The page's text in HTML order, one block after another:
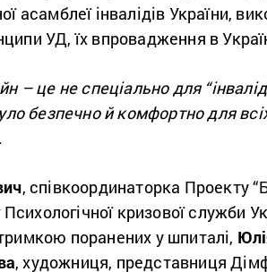
асамблеї інвалідів України,
УД, їх впровадження в
– це не спеціально для
безпечно й комфортно для
, співкоординаторка Проекту
Психологічної кризової служби
поранених у шпиталі,
, художниця, представниця